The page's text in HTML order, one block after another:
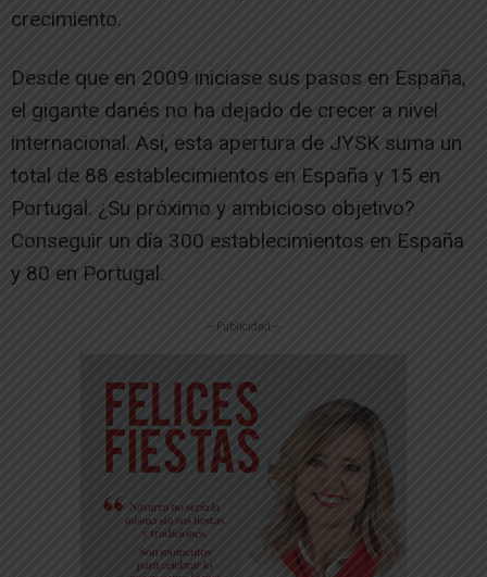
crecimiento.
Desde que en 2009 iniciase sus pasos en España,
el gigante danés no ha dejado de crecer a nivel
internacional. Así, esta apertura de JYSK suma un
total de 88 establecimientos en España y 15 en
Portugal. ¿Su próximo y ambicioso objetivo?
Conseguir un día 300 establecimientos en España
y 80 en Portugal.
-- Publicidad --